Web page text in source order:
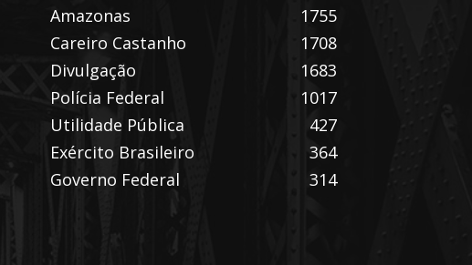
Amazonas
1755
Careiro Castanho
1708
Divulgação
1683
Polícia Federal
1017
Utilidade Pública
427
Exército Brasileiro
364
Governo Federal
314